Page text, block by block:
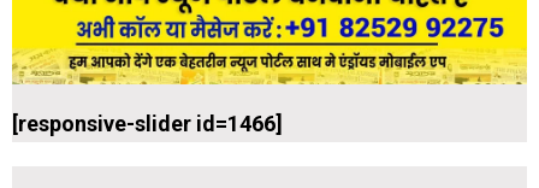
[responsive-slider id=1466]